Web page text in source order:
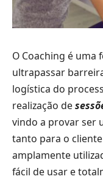
O Coaching é uma
ultrapassar
logística do
realização de
vindo a provar ser
tanto para o
amplamente
fácil de usar e